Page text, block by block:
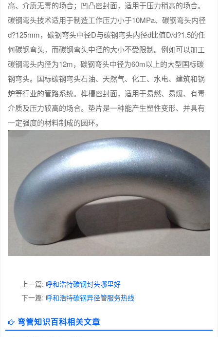
高、介质无毒的场合；凹凸密封面，适用于压力稍高的场合。
碳钢弯头技术适用于制造工作压力小于10MPa、碳钢弯头内径
d?125mm，碳钢弯头中径D与碳钢弯头内径d比值D/d?1.5的任
何碳钢弯头，而碳钢弯头中径的大小不受限制。例如可以加工
碳钢弯头内径为12m，碳钢弯头中径为60m以上的大型国标碳
钢弯头。国标碳钢弯头石油、天然气、化工、水电、建筑和锅
炉等行业的管路系统。榫槽密封面，适用于易燃、易爆、有毒
介质及压力较高的场合。垫片是一种能产生塑性变形、并具有
一定强度的材料制成的圆环。
上一篇: 呼和浩特碳钢封头哪里好
下一篇: 呼和浩特碳钢异径管服务热线
弯管知识百科相关文章